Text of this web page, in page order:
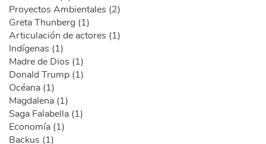
Proyectos Ambientales (2)
Greta Thunberg (1)
Articulación de actores (1)
Indígenas (1)
Madre de Dios (1)
Donald Trump (1)
Océana (1)
Magdalena (1)
Saga Falabella (1)
Economía (1)
Backus (1)